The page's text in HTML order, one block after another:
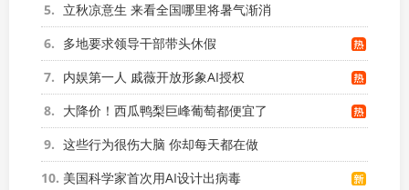
5
立秋凉意生 来看全国哪里将暑气渐消
6
多地要求领导干部带头休假
7
内娱第一人 戚薇开放形象AI授权
8
大降价！西瓜鸭梨巨峰葡萄都便宜了
9
这些行为很伤大脑 你却每天都在做
10 美国科学家首次用AI设计出病毒